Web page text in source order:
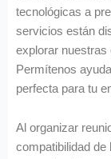
tecnológicas a
servicios están
explorar nuestras
Permítenos
perfecta para tu
Al organizar
compatibilidad de